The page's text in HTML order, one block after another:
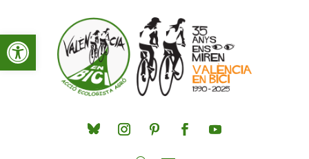
Obre la barra d'eines